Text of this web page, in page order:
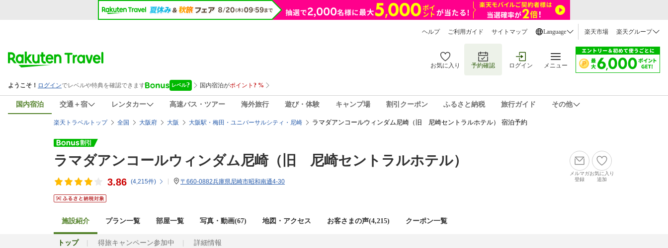
ヘルプ ご利用ガイド サイトマップ Language 楽天市場 楽天グループ
お気に入り 予約確認 ログイン メニュー
国内宿泊 交通＋宿 レンタカー 高速バス・ツアー 海外旅行 遊び・体験 キャンプ場 割引クーポン ふるさと納税 旅行ガイド その他
楽天トラベルトップ 全国 大阪府 大阪 大阪駅・梅田・ユニバーサルシティ・尼崎 ラマダアンコールウィンダム尼崎（旧 尼崎セントラルホテル） 宿泊予約
ラマダアンコールウィンダム尼崎（旧 尼崎セントラルホテル）
3.86 (4,215件) 〒660-0882兵庫県尼崎市昭和南通4-30
メルマガ
登録
お気に入り
追加
施設紹介 プラン一覧 部屋一覧 写真・動画(67) 地図・アクセス お客さまの声(4,215) クーポン一覧
トップ 得旅キャンペーン参加中 詳細情報